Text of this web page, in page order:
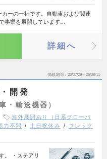
ーの一社です。自動車および関連
事業を展開しています…
詳細へ
掲載期間 26/07/29～26/08/11
開発
・輸送機器）
海外展開あり（日系グローバ
力不問 土日祝休み
フレック
。 ・ステアリ